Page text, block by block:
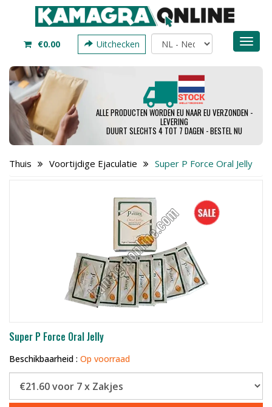
€0.00 Uitchecken
ALLE PRODUCTEN WORDEN EU NAAR EU VERZONDEN -
LEVERING
DUURT SLECHTS 4 TOT 7 DAGEN - BESTEL NU
Thuis Voortijdige Ejaculatie Super P Force Oral Jelly
Super P Force Oral Jelly
Beschikbaarheid : Op voorraad